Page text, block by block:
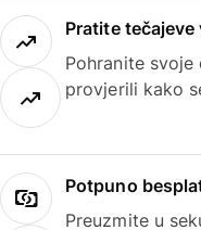
Pratite
Pohranite
provjerili kako
Potpuno
Preuzmite u